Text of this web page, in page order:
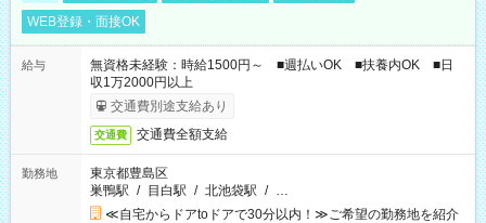
WEB登録・面接OK
給与
無資格未経験：時給1500円～ ■週払いOK ■扶養内OK ■日
収1万2000円以上
交通費別途支給あり
交通費 交通費全額支給
勤務地
東京都豊島区
巣鴨駅 / 目白駅 / 北池袋駅 / …
≪自宅からドアtoドアで30分以内！≫ご希望の勤務地を紹介